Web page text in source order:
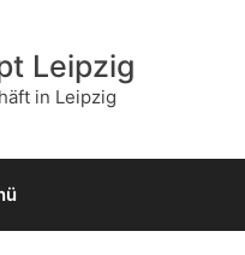
Leipzig
in Leipzig